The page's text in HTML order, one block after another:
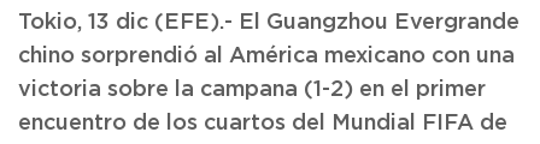
Tokio, 13 dic (EFE).- El Guangzhou Evergrande
chino sorprendió al América mexicano con una
victoria sobre la campana (1-2) en el primer
encuentro de los cuartos del Mundial FIFA de